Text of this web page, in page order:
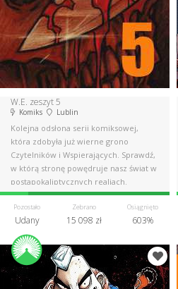
W.E. zeszyt 5
Komiks Lublin
Kolejna odsłona serii komiksowej,
która zdobyła już wierne grono
Czytelników i Wspierających. Sprawdź,
w którą stronę powędruje nasz świat w
postapokaliptycznych realiach.
Pozostało
Udany
Zebrano
15 098 zł
Osiągnięto
603%